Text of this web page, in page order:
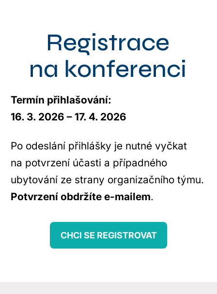
Registrace
na konferenci
Termín přihlašování:
16. 3. 2026 – 17. 4. 2026
Po odeslání přihlášky je nutné vyčkat
na potvrzení účasti a případného
ubytování ze strany organizačního týmu.
Potvrzení obdržíte e-mailem.
CHCI SE REGISTROVAT